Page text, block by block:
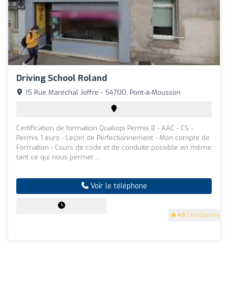
Driving School Roland
4.5 (106 Opinions)
15 Rue Maréchal Joffre - 54700, Pont-à-Mousson
Certification de formation Qualiopi Permis B - AAC - CS -
Permis 1 euro - Leçon de Perfectionnement - Mon compte de
Formation - Cours de code et de conduite possible en même
tant ce qui nous permet ...
Voir le téléphone